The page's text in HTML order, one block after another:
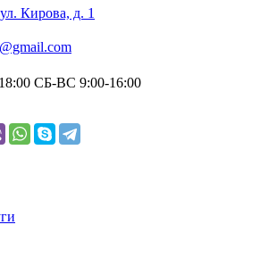
Кирова, д. 1
СБ-ВС 9:00-16:00